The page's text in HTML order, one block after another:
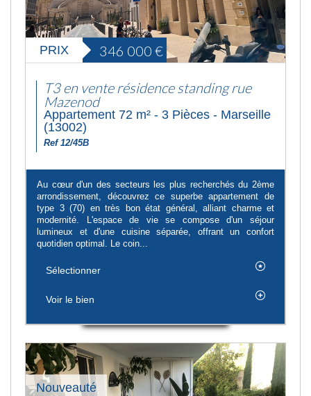
PRIX 346 000 €
T3 en vente résidence standing rue
Mazenod
Appartement 72 m² - 3 Pièces - Marseille
(13002)
Ref 12/45B
Au cœur d'un des secteurs les plus recherchés du 2ème
arrondissement, découvrez ce superbe appartement de
type 3 (70) en très bon état général, alliant charme et
modernité. L'espace de vie se compose d'un séjour
lumineux et d'une cuisine séparée, offrant un confort
quotidien optimal. Le coin...
Sélectionner
Voir le bien
Nouveauté